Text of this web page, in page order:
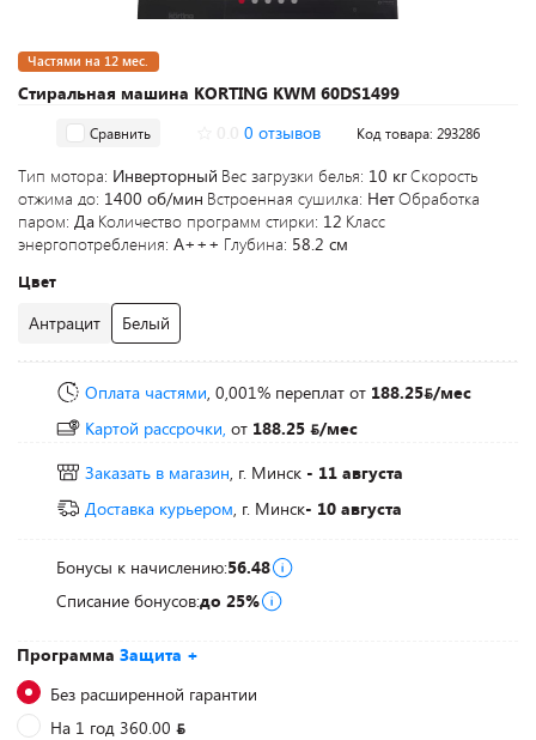
Стиральная машина KORTING KWM 60DS1499
Частями на 12 мес.
Программа Защита +
Без расширенной гарантии
На 1 год 360.00
Сравнить 0 отзывов Код товара: 293286
Тип мотора: Инверторный Вес загрузки белья: 10 кгСкорость
отжима до: 1400 об/мин Встроенная сушилка: НетОбработка
паром: Да Количество программ стирки: 12 Класс
энергопотребления: A+++ Глубина: 58.2 см
Цвет
Антрацит Белый
Оплата частями, 0,001% переплат от 188.25 /мес
Картой рассрочки, от 188.25
/мес
Заказать в магазин, г. Минск - 11 августа
Доставка курьером, г. Минск- 10 августа
Бонусы к начислению:56.48
Списание бонусов:до 25%